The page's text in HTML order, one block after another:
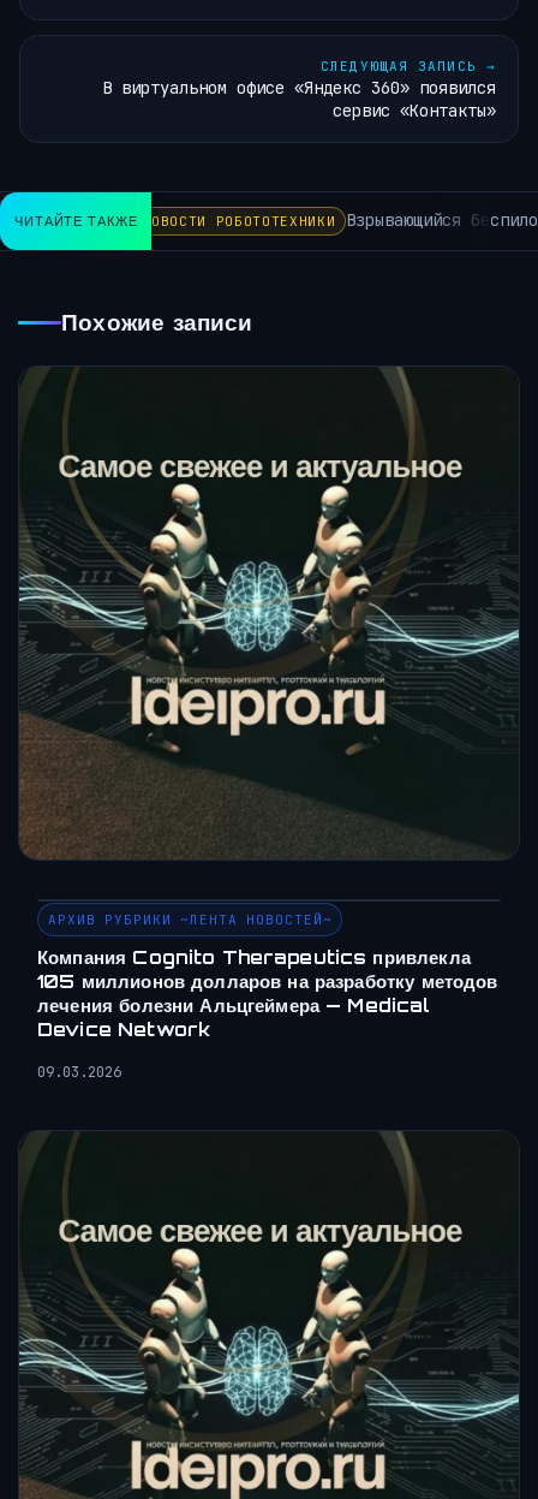
СЛЕДУЮЩАЯ ЗАПИСЬ →
В виртуальном офисе «Яндекс 360» появился
сервис «Контакты»
ЧИТАЙТЕ ТАКЖЕНОВОСТИ РОБОТОТЕХНИКИ Взрывающийся
Похожие записи
АРХИВ РУБРИКИ ~ЛЕНТА НОВОСТЕЙ~
Компания Cognito Therapeutics привлекла
105 миллионов долларов на разработку методов
лечения болезни Альцгеймера — Medical
Device Network
09.03.2026